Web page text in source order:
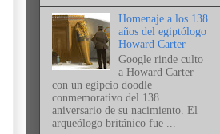
Homenaje a los 138
años del egiptólogo
Howard Carter
Google rinde culto
a Howard Carter
con un egipcio doodle
conmemorativo del 138
aniversario de su nacimiento. El
arqueólogo británico fue ...